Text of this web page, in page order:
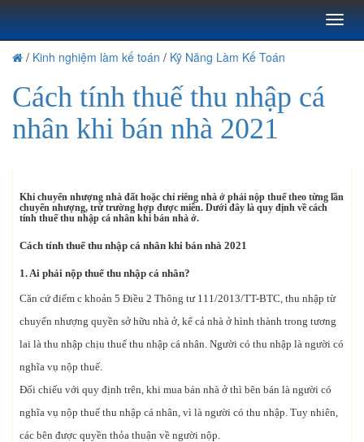
Toggle
/ Kinh nghiệm làm kế toán / Kỹ Năng Làm Kế Toán
Cách tính thuế thu nhập cá
nhân khi bán nhà 2021
Khi chuyển nhượng nhà đất hoặc chỉ riêng nhà ở phải nộp thuế theo từng lần
chuyển nhượng, trừ trường hợp được miễn. Dưới đây là quy định về cách
tính thuế thu nhập cá nhân khi bán nhà ở.
Cách tính thuế thu nhập cá nhân khi bán nhà 2021
1. Ai phải nộp thuế thu nhập cá nhân?
Căn cứ điểm c khoản 5 Điều 2 Thông tư 111/2013/TT-BTC, thu nhập từ
chuyển nhượng quyền sở hữu nhà ở, kể cả nhà ở hình thành trong tương
lai là thu nhập chịu thuế thu nhập cá nhân. Người có thu nhập là người có
nghĩa vụ nộp thuế.
Đối chiếu với quy định trên, khi mua bán nhà ở thì bên bán là người có
nghĩa vụ nộp thuế thu nhập cá nhân, vì là người có thu nhập. Tuy nhiên,
các bên được quyền thỏa thuận về người nộp.